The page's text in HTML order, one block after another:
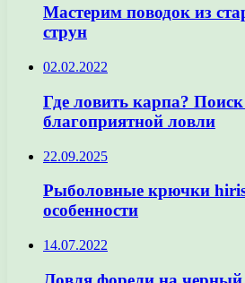
Мастерим поводок из
струн
02.02.2022
Где ловить карпа? Поиск
благоприятной ловли
22.09.2025
Рыболовные крючки
особенности
14.07.2022